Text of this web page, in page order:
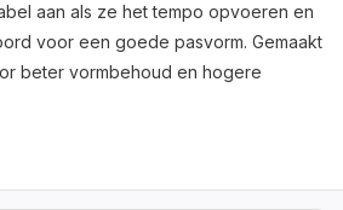
aan als ze het tempo opvoeren en
voor een goede pasvorm. Gemaakt
beter vormbehoud en hogere